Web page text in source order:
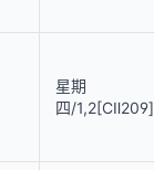
星期
四/1,2[CⅡ209]